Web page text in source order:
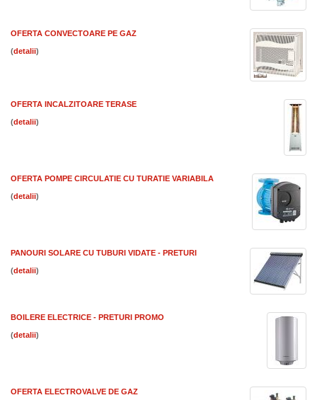
OFERTA CONVECTOARE PE GAZ
( )
OFERTA INCALZITOARE TERASE
( )
OFERTA POMPE CIRCULATIE CU TURATIE VARIABILA
( )
PANOURI SOLARE CU TUBURI VIDATE - PRETURI
( )
BOILERE ELECTRICE - PRETURI PROMO
( )
OFERTA ELECTROVALVE DE GAZ